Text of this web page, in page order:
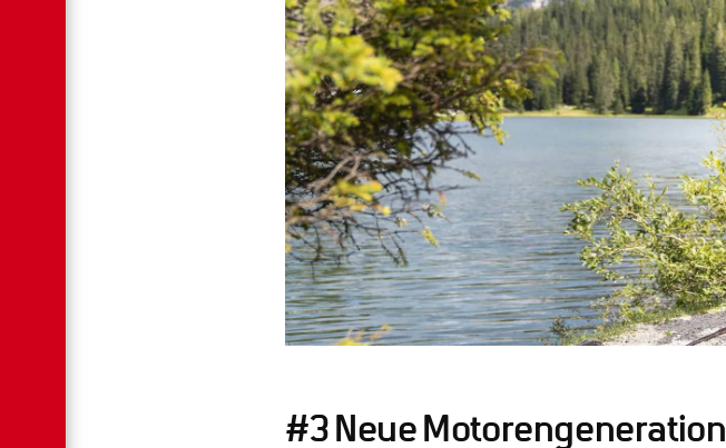
#3 Neue Motorengeneration